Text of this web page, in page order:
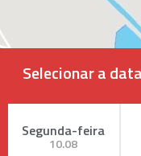
Selecionar a
Segunda-feira
10.08